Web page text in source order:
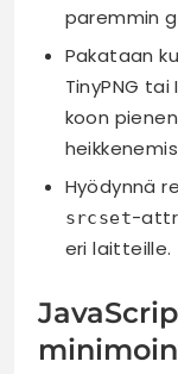
paremmin
Pakataan
TinyPNG
koon
Hyödynnä
srcset-
eri laitteille.